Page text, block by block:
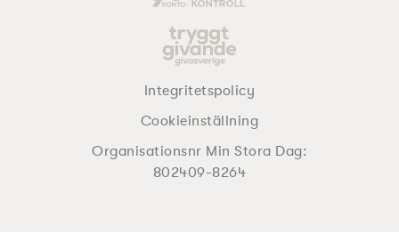
Integritetspolicy
Cookieinställning
Organisationsnr Min Stora Dag:
802409-8264